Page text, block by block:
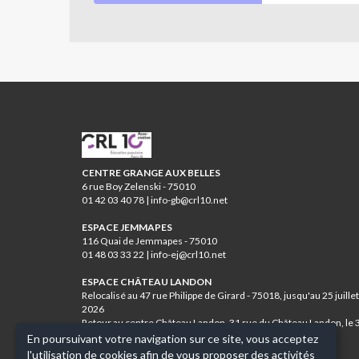
CRL10
CENTRE GRANGE AUX BELLES
6 rue Boy Zelenski - 75010
01 42 03 40 78 | info-gb@crl10.net
ESPACE JEMMAPES
116 Quai de Jemmapes - 75010
01 48 03 33 22 | info-ej@crl10.net
ESPACE CHÂTEAU LANDON
Relocalisé au 47 rue Philippe de Girard - 75018, jusqu'au 25 juillet
2026
Retour au centre Château Landon, 31 rue du Château Landon, le
août 2026
01 46 07 84 12 | info-cl@crl10.net
En poursuivant votre navigation sur ce site, vous acceptez
l'utilisation de cookies afin de vous proposer des activités